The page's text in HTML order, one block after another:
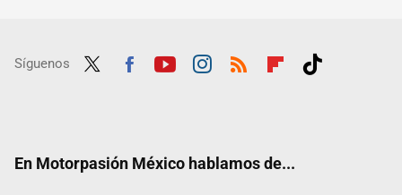
Síguenos
En Motorpasión México hablamos de...